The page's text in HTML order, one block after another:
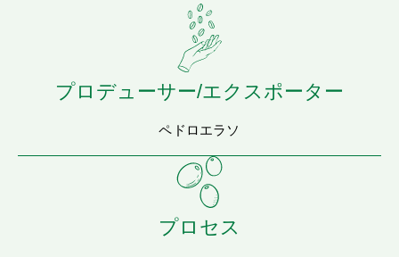
プロデューサー/エクスポーター
ペドロエラソ
プロセス